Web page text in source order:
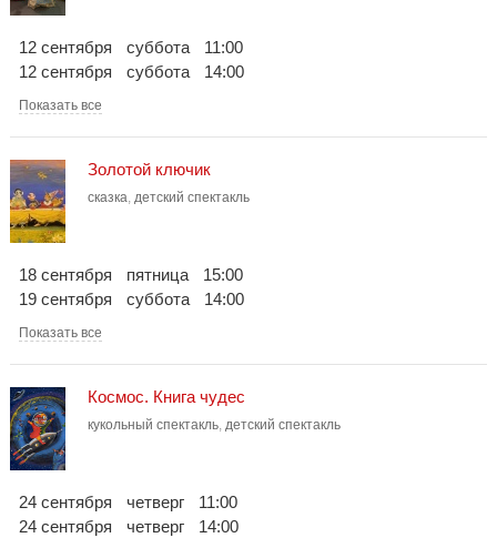
гастролирует в Канаде, Южной Корее, Греции, Испании,
работают артисты, владеющие техникой управления
разными видами театральных кукол.
12 сентября суббота
11:00
12 сентября
суббота 14:00
Показать все
Золотой ключик
сказка, детский спектакль
18 сентября пятница
15:00
19 сентября
суббота 14:00
Показать все
Космос. Книга чудес
кукольный спектакль, детский спектакль
24 сентября четверг
11:00
24 сентября
четверг 14:00